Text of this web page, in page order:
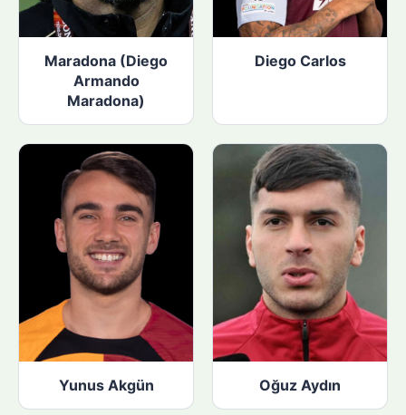
Maradona (Diego
Armando
Maradona)
Diego Carlos
Yunus Akgün Oğuz Aydın